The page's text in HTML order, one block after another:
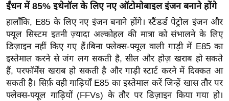
ज
ग
त
बॉ
ली
वु
ड
ईंधन में 85% इथेनॉल के लिए नए ऑटोमोबाइल इंजन बनाने होंगे
हालाँकि, E85 के लिए नए इंजन बनाने होंगे। स्टैंडर्ड पेट्रोल इंजन और
फ्यूल सिस्टम इतनी ज़्यादा अल्कोहल की मात्रा को संभालने के लिए
डिज़ाइन नहीं किए गए हैं।बिना फ्लेक्स-फ्यूल वाली गाड़ी में E85 का
इस्तेमाल करने से जंग लग सकती है, सील और होज़ खराब हो सकते
हैं, परफॉर्मेंस खराब हो सकती है और गाड़ी स्टार्ट करने में दिक्कत आ
सकती है। सिर्फ़ वही गाड़ियाँ E85 का इस्तेमाल करें जिन्हें खास तौर पर
फ्लेक्स-फ्यूल गाड़ियों (FFVs) के तौर पर डिज़ाइन किया गया हो।